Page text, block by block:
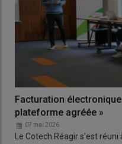
Facturation
plateforme agréée »
07 mai 2026
Le Cotech Réagir s'est